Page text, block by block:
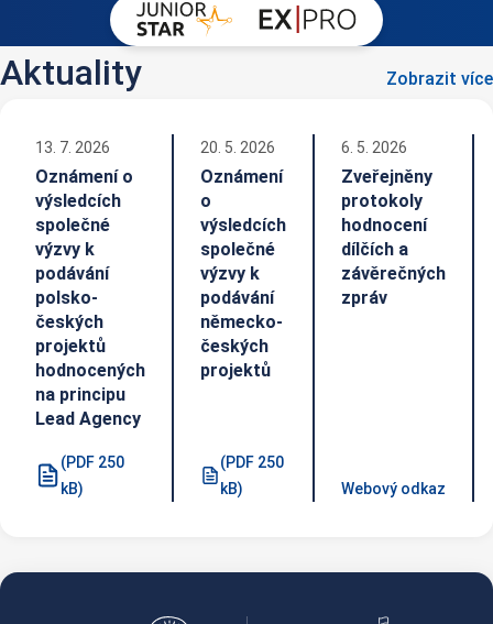
Aktuality Zobrazit více
13. 7. 2026
Oznámení o
výsledcích
společné
výzvy k
podávání
polsko-
českých
projektů
hodnocených
na principu
Lead Agency
(PDF 250
kB)
20. 5. 2026
Oznámení
o
výsledcích
společné
výzvy k
podávání
německo-
českých
projektů
(PDF 250
kB)
6. 5. 2026
Zveřejněny
protokoly
hodnocení
dílčích a
závěrečných
zpráv
Webový odkaz